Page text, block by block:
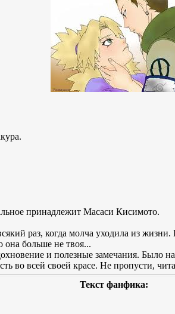
принадлежит Масаси Кисимото.
раз, когда молча уходила из
она больше не твоя...
и полезные замечания.
во всей своей красе. Не пропусти,
Текст фанфика: